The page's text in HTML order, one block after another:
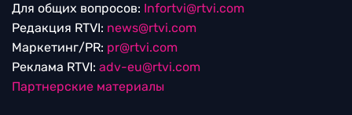
Для общих вопросов: Infortvi@rtvi.com
Редакция RTVI: news@rtvi.com
Маркетинг/PR: pr@rtvi.com
Реклама RTVI: adv-eu@rtvi.com
Партнерские материалы